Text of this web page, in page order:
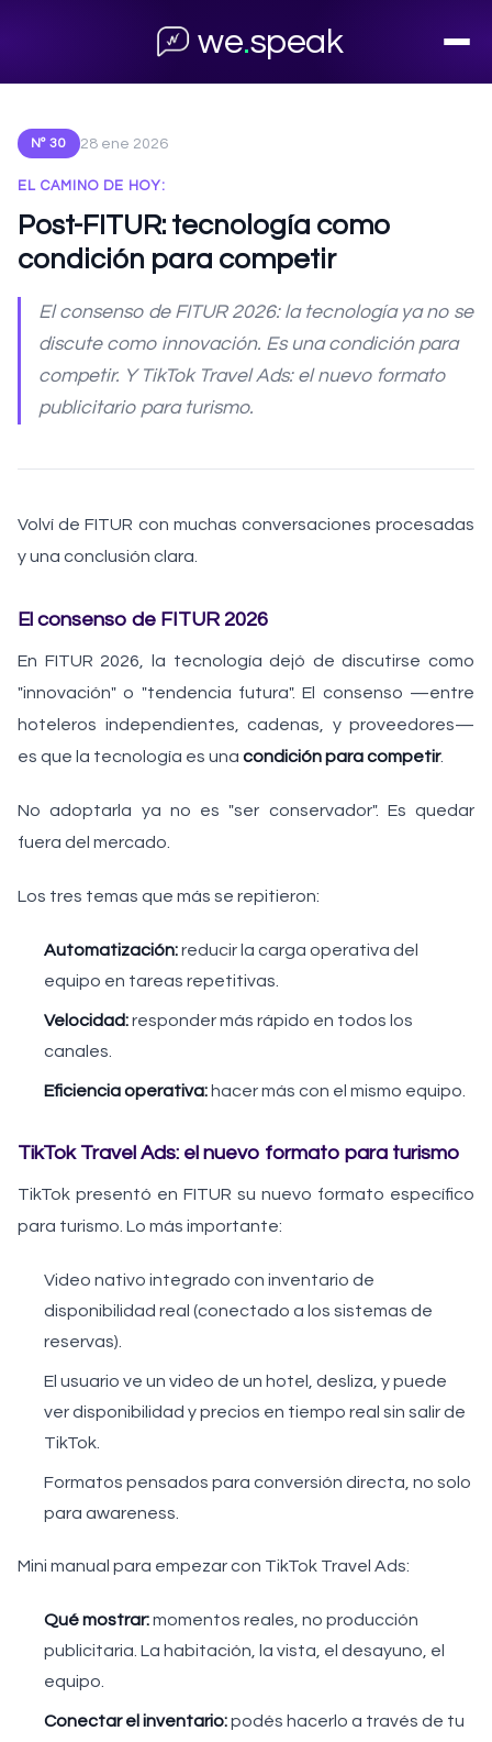
we.speak
Nº 30 28 ene 2026
EL CAMINO DE HOY:
Post-FITUR: tecnología como
condición para competir
El consenso de FITUR 2026: la tecnología ya no se
discute como innovación. Es una condición para
competir. Y TikTok Travel Ads: el nuevo formato
publicitario para turismo.
Volví de FITUR con muchas conversaciones procesadas
y una conclusión clara.
El consenso de FITUR 2026
En FITUR 2026, la tecnología dejó de discutirse como
"innovación" o "tendencia futura". El consenso —entre
hoteleros independientes, cadenas, y proveedores—
es que la tecnología es una condición para competir.
No adoptarla ya no es "ser conservador". Es quedar
fuera del mercado.
Los tres temas que más se repitieron:
Automatización:reducir la carga operativa del
equipo en tareas repetitivas.
Velocidad:responder más rápido en todos los
canales.
Eficiencia operativa: hacer más con el mismo equipo.
TikTok Travel Ads: el nuevo formato para turismo
TikTok presentó en FITUR su nuevo formato específico
para turismo. Lo más importante:
Video nativo integrado con inventario de
disponibilidad real (conectado a los sistemas de
reservas).
El usuario ve un video de un hotel, desliza, y puede
ver disponibilidad y precios en tiempo real sin salir de
TikTok.
Formatos pensados para conversión directa, no solo
para awareness.
Mini manual para empezar con TikTok Travel Ads:
Qué mostrar:momentos reales, no producción
publicitaria. La habitación, la vista, el desayuno, el
equipo.
Conectar el inventario:podés hacerlo a través de tu